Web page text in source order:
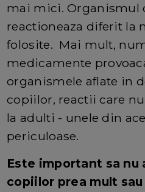
mai mici. Organismul
reactioneaza diferit la
folosite. Mai mult,
medicamente
organismele aflate in
copiilor, reactii care
la adulti - unele din
periculoase.
Este important sa nu
copiilor prea mult